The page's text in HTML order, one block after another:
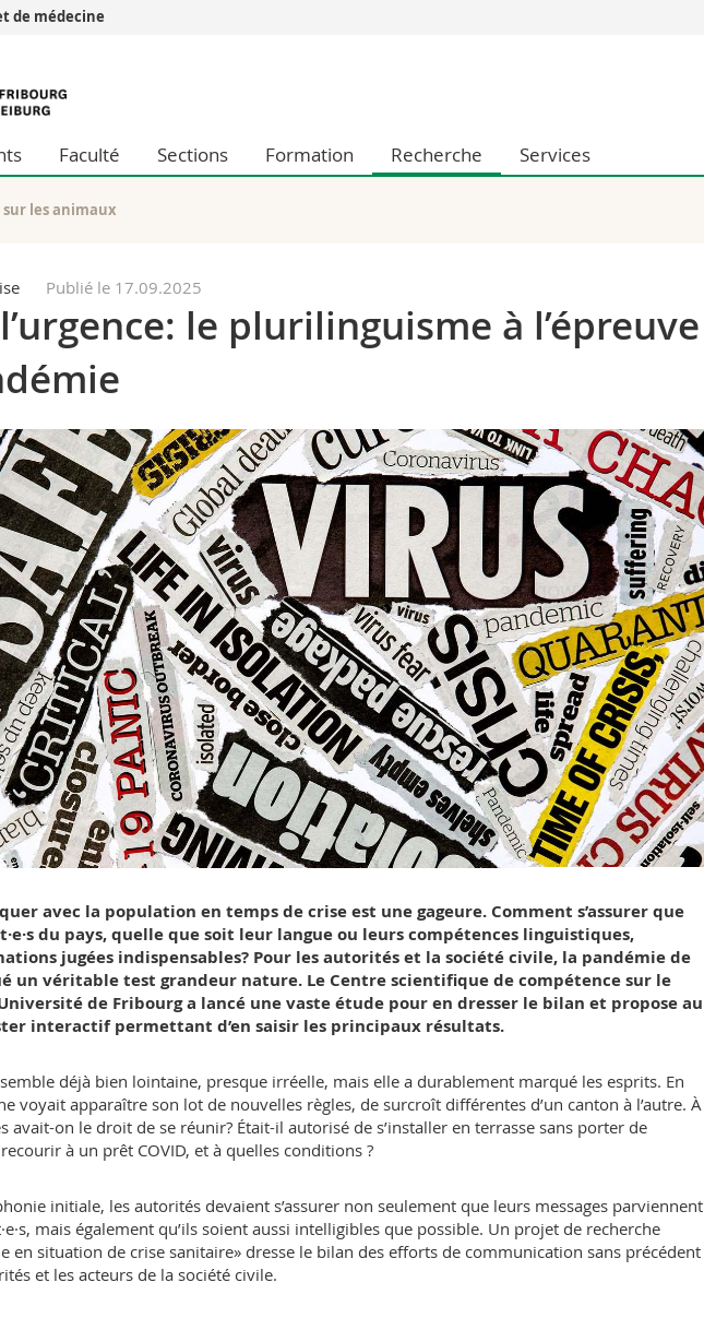
Sciences économiques et sociales et management
Lettres et sciences humaines
Sciences de l'éducation et de la formation
Médias
Chercheurs
de médecine
Faculté Sections Formation Recherche Services
les animaux
Publié le 17.09.2025
le plurilinguisme à l’épreuve
avec la population en temps de crise est une gageure. Comment s’assurer que
du pays, quelle que soit leur langue ou leurs compétences linguistiques,
jugées indispensables? Pour les autorités et la société civile, la pandémie de
un véritable test grandeur nature. Le Centre scientifique de compétence sur le
de Fribourg a lancé une vaste étude pour en dresser le bilan et propose au
interactif permettant d’en saisir les principaux résultats.
déjà bien lointaine, presque irréelle, mais elle a durablement marqué les esprits. En
voyait apparaître son lot de nouvelles règles, de surcroît différentes d’un canton à l’autre. À
avait-on le droit de se réunir? Était-il autorisé de s’installer en terrasse sans porter de
à un prêt COVID, et à quelles conditions ?
initiale, les autorités devaient s’assurer non seulement que leurs messages parviennent
mais également qu’ils soient aussi intelligibles que possible. Un projet de recherche
en situation de crise sanitaire» dresse le bilan des efforts de communication sans précédent
et les acteurs de la société civile.